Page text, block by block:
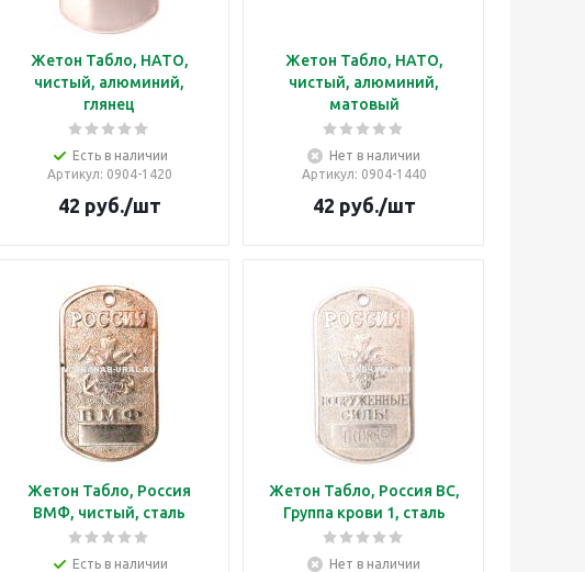
Жетон Табло, НАТО,
чистый, алюминий,
глянец
Есть в наличии
Артикул: 0904-1420
42 руб./шт
Жетон Табло, НАТО,
чистый, алюминий,
матовый
Нет в наличии
Артикул: 0904-1440
42 руб./шт
Жетон Табло, Россия
ВМФ, чистый, сталь
Есть в наличии
Жетон Табло, Россия ВС,
Группа крови 1, сталь
Нет в наличии